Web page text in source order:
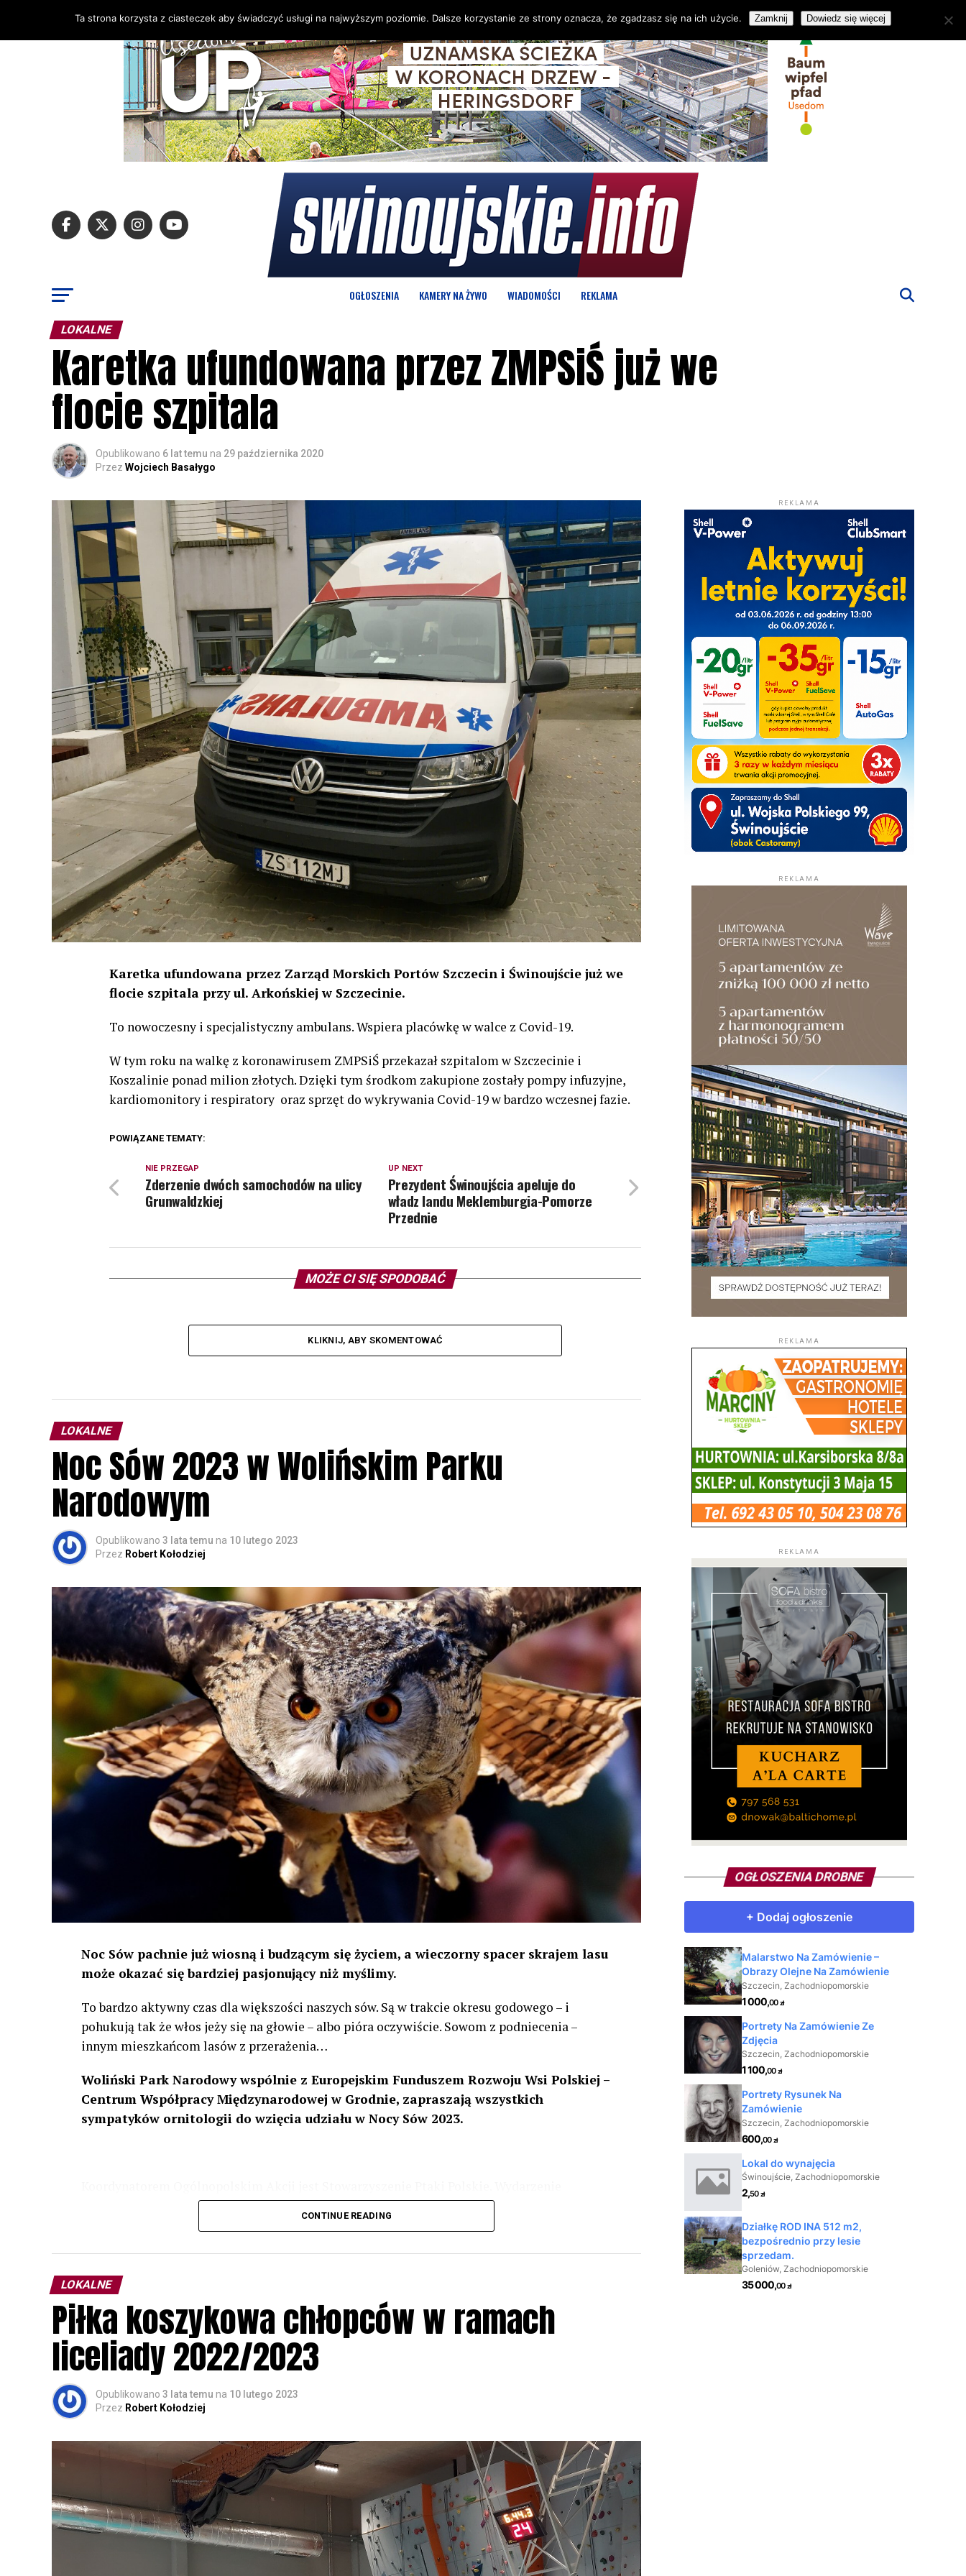
OGŁOSZENIA KAMERY NA ŻYWO WIADOMOŚCI REKLAMA
LOKALNE
Karetka ufundowana przez ZMPSiŚ już we
flocie szpitala
Opublikowano 6 lat temu na 29 października 2020
Przez Wojciech Basałygo
Karetka ufundowana przez Zarząd Morskich Portów Szczecin i Świnoujście już we
flocie szpitala przy ul. Arkońskiej w Szczecinie.
To nowoczesny i specjalistyczny ambulans. Wspiera placówkę w walce z Covid-19.
W tym roku na walkę z koronawirusem ZMPSiŚ przekazał szpitalom w Szczecinie i
Koszalinie ponad milion złotych. Dzięki tym środkom zakupione zostały pompy infuzyjne,
kardiomonitory i respiratory oraz sprzęt do wykrywania Covid-19 w bardzo wczesnej fazie.
POWIĄZANE TEMATY:
UP NEXT
Prezydent Świnoujścia apeluje do
władz landu Meklemburgia-Pomorze
Przednie
NIE PRZEGAP
Zderzenie dwóch samochodów na ulicy
Grunwaldzkiej
MOŻE CI SIĘ SPODOBAĆ
KLIKNIJ, ABY SKOMENTOWAĆ
LOKALNE
Noc Sów 2023 w Wolińskim Parku
Narodowym
Opublikowano 3 lata temu na 10 lutego 2023
Przez Robert Kołodziej
Noc Sów pachnie już wiosną i budzącym się życiem, a wieczorny spacer skrajem lasu
może okazać się bardziej pasjonujący niż myślimy.
To bardzo aktywny czas dla większości naszych sów. Są w trakcie okresu godowego – i
pohukują tak że włos jeży się na głowie – albo pióra oczywiście. Sowom z podniecenia –
innym mieszkańcom lasów z przerażenia…
Woliński Park Narodowy wspólnie z Europejskim Funduszem Rozwoju Wsi Polskiej –
Centrum Współpracy Międzynarodowej w Grodnie, zapraszają wszystkich
sympatyków ornitologii do wzięcia udziału w Nocy Sów 2023.
odbędzie się w dniach24 i 25 lutego 2023 r. wg harmonogramu przedstawionego na
Wszystkich uczestników zapraszamy do udziału w Akcji, włączenia się w aktywne
rozpoznawanie głosów sów i wymianę doświadczeń przy grillu.Na wydarzenie obowiązują
zapisy.
CONTINUE READING
LOKALNE
Piłka koszykowa chłopców w ramach
liceliady 2022/2023
Opublikowano 3 lata temu na 10 lutego 2023
Przez Robert Kołodziej
REKLAMA
REKLAMA
REKLAMA
REKLAMA
OGŁOSZENIA DROBNE
Ta strona korzysta z ciasteczek aby świadczyć usługi na najwyższym poziomie. Dalsze korzystanie ze strony oznacza, że zgadzasz się na ich użycie. Zamknij Dowiedz się więcej